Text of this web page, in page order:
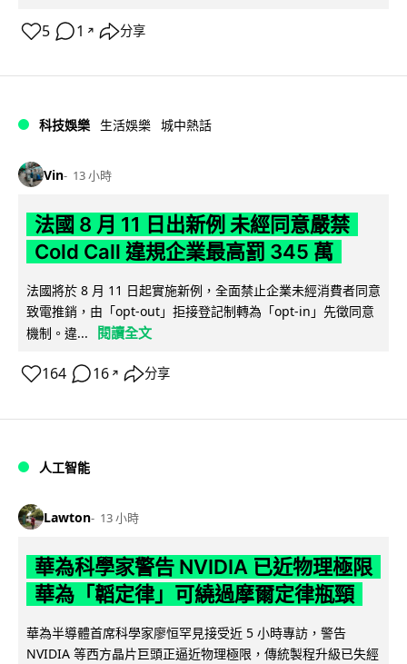
5 1 ↗ 分享
科技娛樂 生活娛樂 城中熱話
Vin 13 小時
法國 8 月 11 日出新例 未經同意嚴禁
Cold Call 違規企業最高罰 345 萬
法國將於 8 月 11 日起實施新例，全面禁止企業未經消費者同意
致電推銷，由「opt-out」拒接登記制轉為「opt-in」先徵同意
機制。違...
閱讀全文
164 16 ↗ 分享
人工智能
Lawton 13 小時
華為科學家警告 NVIDIA 已近物理極限
華為「韜定律」可繞過摩爾定律瓶頸
華為半導體首席科學家廖恒罕見接受近 5 小時專訪，警告
NVIDIA 等西方晶片巨頭正逼近物理極限，傳統製程升級已失經